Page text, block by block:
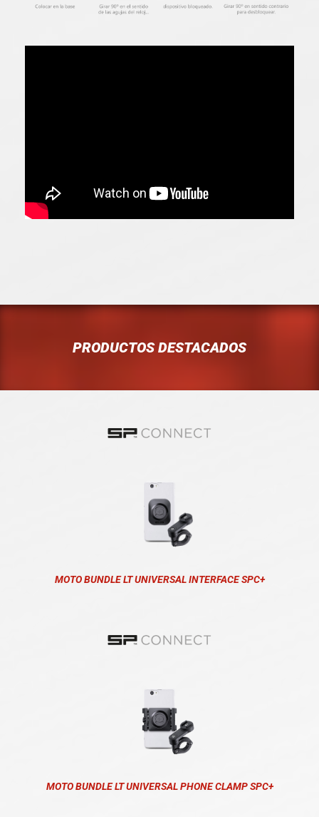
PRODUCTOS DESTACADOS
MOTO BUNDLE LT UNIVERSAL INTERFACE SPC+
MOTO BUNDLE LT UNIVERSAL PHONE CLAMP SPC+